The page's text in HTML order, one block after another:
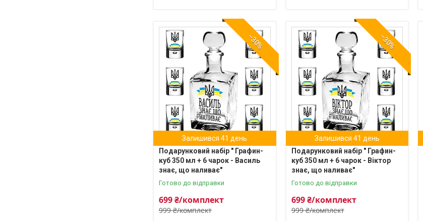
–30%
Залишився 41 день
Подарунковий набір " Графин-
куб 350 мл + 6 чарок - Василь
знає, що наливає"
Готово до відправки
999 ₴/комплект
699 ₴/комплект
–30%
Залишився 41 день
Подарунковий набір " Графин-
куб 350 мл + 6 чарок - Віктор
знає, що наливає"
Готово до відправки
999 ₴/комплект
699 ₴/комплект